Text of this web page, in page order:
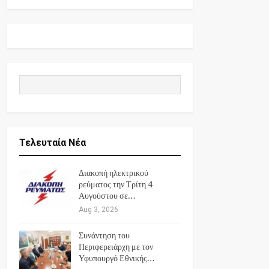
Τελευταία Νέα
Διακοπή ηλεκτρικού
ρεύματος την Τρίτη 4
Αυγούστου σε…
Aug 3, 2026
Συνάντηση του
Περιφερειάρχη με τον
Υφυπουργό Εθνικής…